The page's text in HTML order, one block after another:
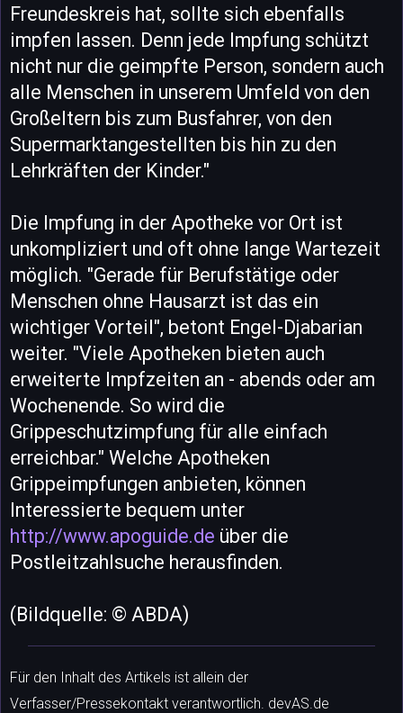
Freundeskreis hat, sollte sich ebenfalls
impfen lassen. Denn jede Impfung schützt
nicht nur die geimpfte Person, sondern auch
alle Menschen in unserem Umfeld von den
Großeltern bis zum Busfahrer, von den
Supermarktangestellten bis hin zu den
Lehrkräften der Kinder."
Die Impfung in der Apotheke vor Ort ist
unkompliziert und oft ohne lange Wartezeit
möglich. "Gerade für Berufstätige oder
Menschen ohne Hausarzt ist das ein
wichtiger Vorteil", betont Engel-Djabarian
weiter. "Viele Apotheken bieten auch
erweiterte Impfzeiten an - abends oder am
Wochenende. So wird die
Grippeschutzimpfung für alle einfach
erreichbar." Welche Apotheken
Grippeimpfungen anbieten, können
Interessierte bequem unter
http://www.apoguide.de über die
Postleitzahlsuche herausfinden.
(Bildquelle: © ABDA)
Für den Inhalt des Artikels ist allein der
Verfasser/Pressekontakt verantwortlich. devAS.de